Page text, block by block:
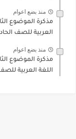
منذ بضع اعوام
مذكرة الموضوع
العربية للصف
منذ بضع اعوام
مذكرة الموضوع
اللغة العربية